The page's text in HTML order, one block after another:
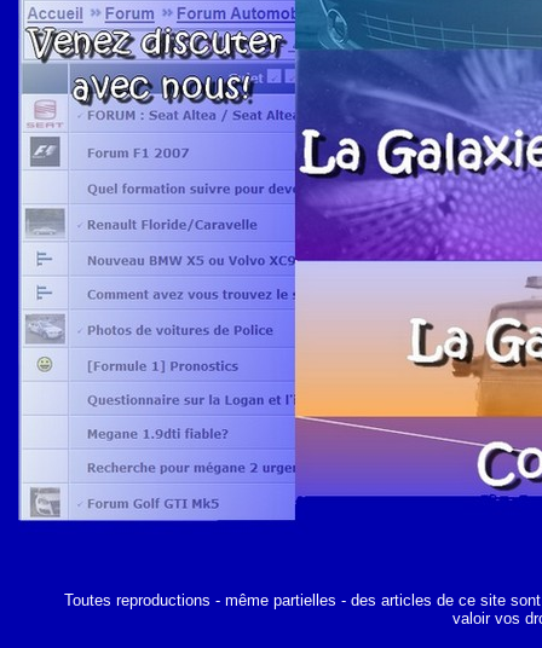
Toutes reproductions - même partielles - des articles de ce site
valoir vos